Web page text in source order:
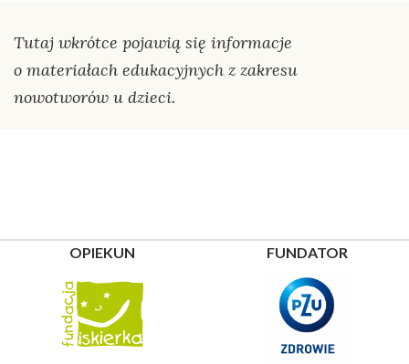
Tutaj wkrótce pojawią się informacje
o materiałach edukacyjnych z zakresu
nowotworów u dzieci.
OPIEKUN FUNDATOR